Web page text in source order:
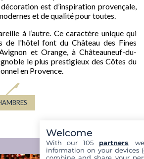
est d’inspiration provençale,
et de qualité pour toutes.
à l’autre. Ce caractère unique qui
de l'hôtel font du Château des Fines
et Orange, à Châteauneuf-du-
le plus prestigieux des Côtes du
en Provence.
Welcome
With our 105 partners,
information on your devices
combine and share your